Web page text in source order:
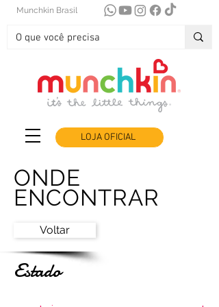
Munchkin Brasil
LOJA OFICIAL
ONDE
ENCONTRAR
Voltar
Estado